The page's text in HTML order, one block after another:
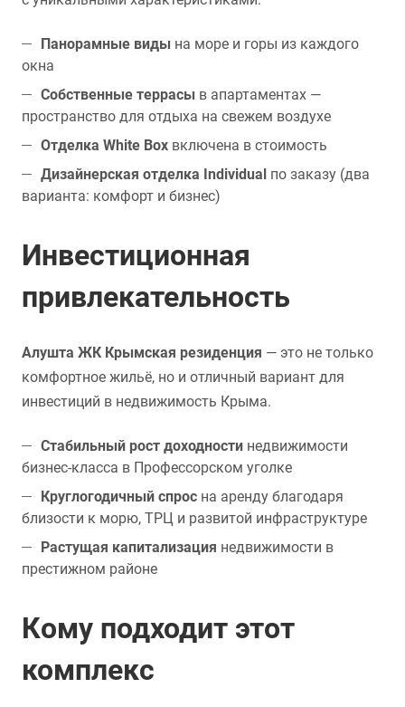
Панорамные виды на море и горы из каждого
окна
Собственные террасы в апартаментах —
пространство для отдыха на свежем воздухе
Отделка White Box включена в стоимость
Дизайнерская отделка Individual по заказу (два
варианта: комфорт и бизнес)
Инвестиционная
привлекательность
Алушта ЖК Крымская резиденция — это не только
комфортное жильё, но и отличный вариант для
инвестиций в недвижимость Крыма.
Стабильный рост доходности недвижимости
бизнес-класса в Профессорском уголке
Круглогодичный спрос на аренду благодаря
близости к морю, ТРЦ и развитой инфраструктуре
Растущая капитализация недвижимости в
престижном районе
Кому подходит этот
комплекс